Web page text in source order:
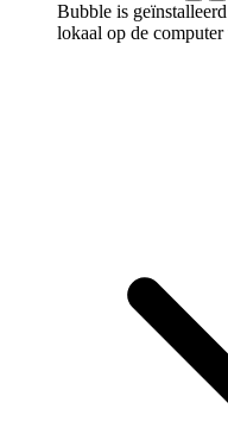
Bubble is
lokaal op de